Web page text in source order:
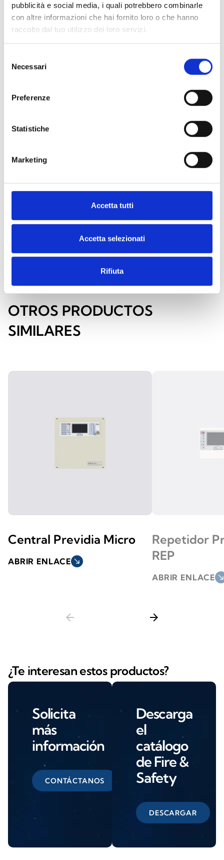
pubblicità e social media, i quali potrebbero combinarle
con altre informazioni che hai fornito loro o che hanno
raccolto dal tuo utilizzo dei loro servizi.
delNecessari
Preferenze
Statistiche
Marketing
Accetta tutti
Accetta selezionati
Rifiuta
ESPECIFICACIONES
Especificaciones técnicas
c en stand-by
funcionamiento
Terminales L 8
6
OTROS PRODUCTOS
SIMILARES
Central Previdia Micro
ABRIR ENLACE south_east
Repetidor
REP
ABRIR ENLACE
arrow_back arrow_forward
¿Te interesan estos productos?
Solicita
más
información
CONTÁCTANOS
Descarga
el
catálogo
de Fire &
Safety
DESCARGAR